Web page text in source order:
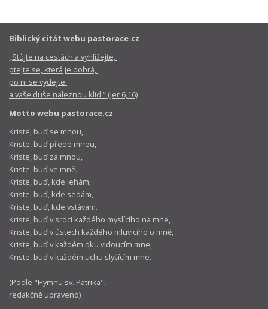
Biblický citát webu pastorace.cz
„Stůjte na cestách a vyhlížejte,
ptejte se, která je dobrá,
po ní se vydejte
a vaše duše naleznou klid.“ (Jer 6,16)
Motto webu pastorace.cz
Kriste, buď se mnou,
Kriste, buď přede mnou,
Kriste, buď za mnou,
Kriste, buď ve mně.
Kriste, buď, kde lehám,
Kriste, buď, kde sedám,
Kriste, buď, kde vstávám.
Kriste, buď v srdci každého myslícího na mne,
Kriste, buď v ústech každého mluvicího o mně,
Kriste, buď v každém oku vidoucím mne,
Kriste, buď v každém uchu slyšícím mne.
(Podle "Hymnu sv. Patrika",
redakčně upraveno)